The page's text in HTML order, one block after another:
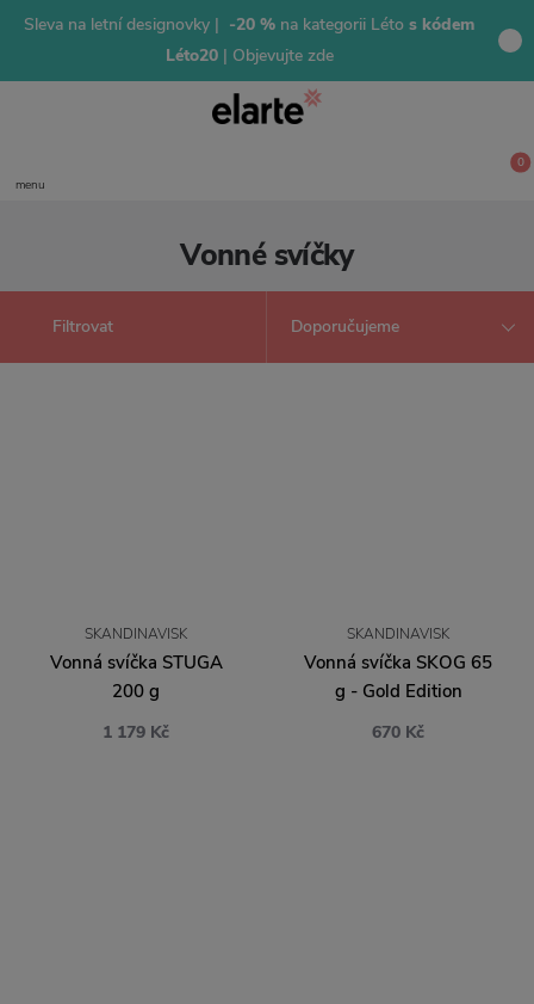
Sleva na letní designovky | -20 % na kategorii Léto s kódem
Léto20 | Objevujte zde
menu
0
Vonné svíčky
Filtrovat
SKANDINAVISK
Vonná svíčka STUGA
200 g
1 179 Kč
SKANDINAVISK
Vonná svíčka SKOG 65
g - Gold Edition
670 Kč